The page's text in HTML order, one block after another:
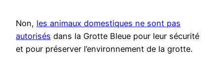
Non, les animaux domestiques ne sont pas
autorisés dans la Grotte Bleue pour leur sécurité
et pour préserver l’environnement de la grotte.